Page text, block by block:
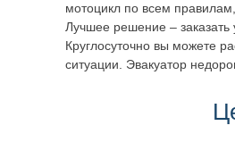
мотоцикл по всем
Лучшее решение – заказать
Круглосуточно вы можете
ситуации. Эвакуатор